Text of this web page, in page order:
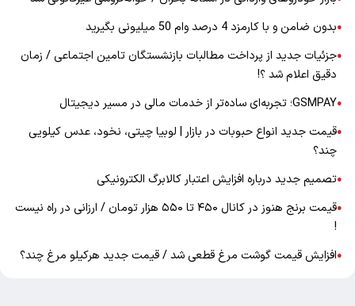
●بدون ضامن و با کارمزد 4 درصد وام 50 میلیونی بگیرید
●جزئیات جدید از پرداخت مطالبات بازنشستگان تامین اجتماعی / زمان
دقیق اعلام شد ؟!
●GSMPAY؛ تجربه‌ای ساده‌تر از خدمات مالی در مسیر دیجیتال
●قیمت جدید انواع حبوبات در بازار | لوبیا چیتی، نخود، عدس کیلویی
چند؟
●تصمیم جدید درباره افزایش اعتبار کالابرگ الکترونیکی
●
قیمت برنج هنوز در کانال ۴۵۰ تا ۵۵۰ هزار تومان / ارزانی در راه نیست
!
●افزایش قیمت گوشت مرغ قطعی شد / قیمت جدید هرکیلو مرغ چند؟